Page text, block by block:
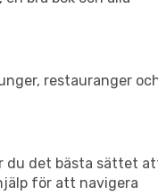
restauranger
du det bästa sättet
för att navigera